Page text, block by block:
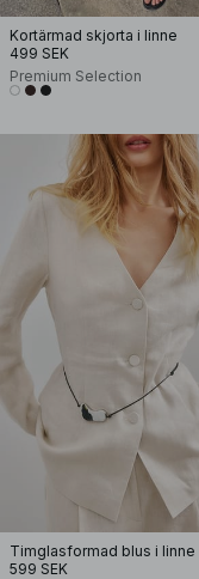
Kortärmad skjorta i linne
499 SEK
Premium Selection
Timglasformad blus i linne
599 SEK